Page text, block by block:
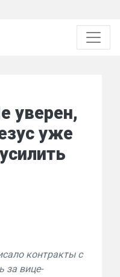
уверен,
уже
контракты с
за вице-